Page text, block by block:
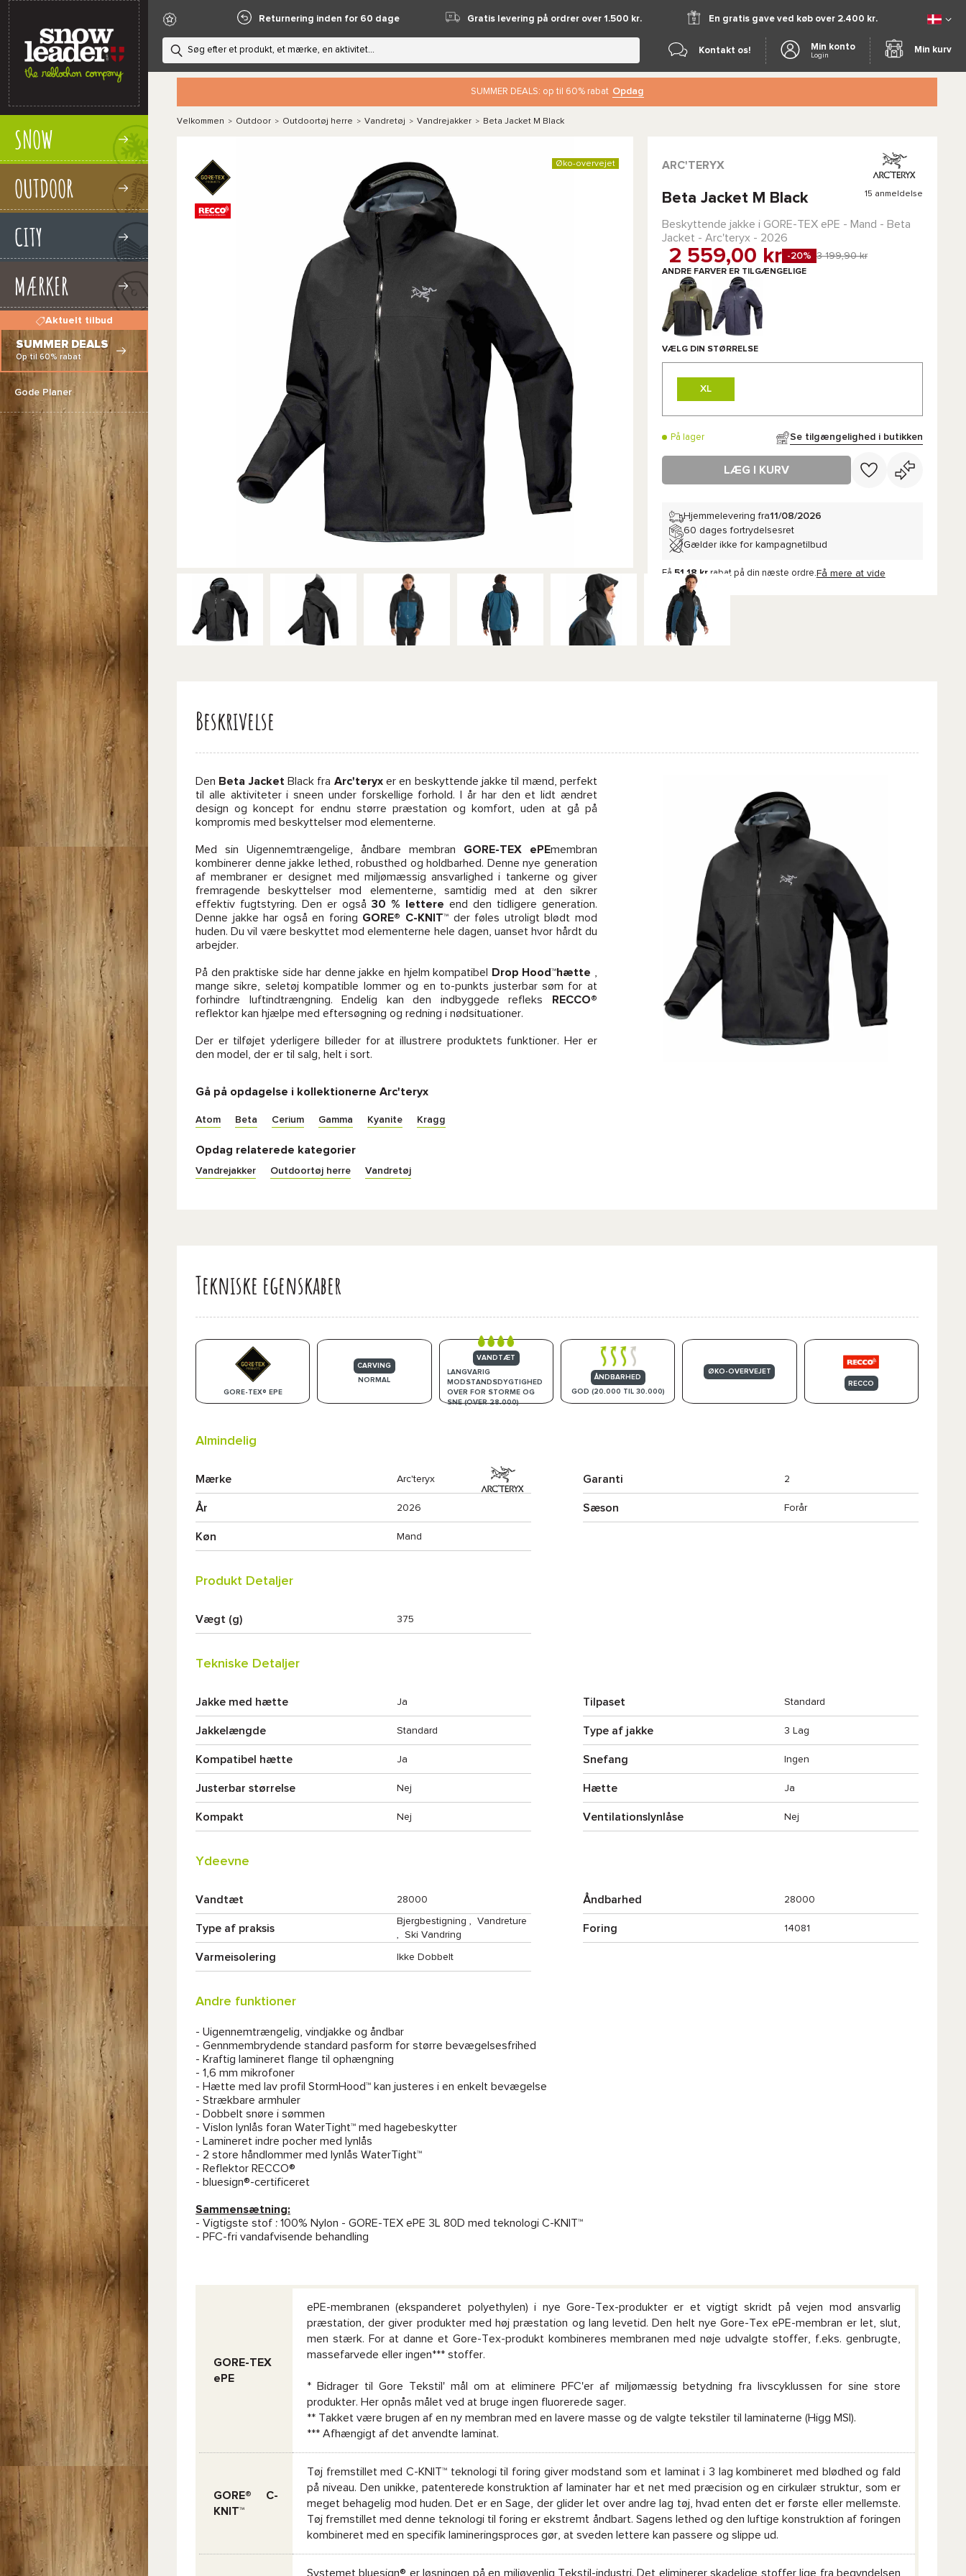
SNOW
OUTDOOR
CITY
MÆRKER
Aktuelt tilbud
SUMMER DEALS
Op til 60% rabat
Gode Planer
Returnering inden for 60 dage Gratis levering på ordrer over 1.500 kr. En gratis gave ved køb over 2.400 kr.
Kontakt os! Min konto
Login
Min kurv
SUMMER DEALS: op til 60% rabat Opdag
Velkommen > Outdoor > Outdoortøj herre > Vandretøj > Vandrejakker > Beta Jacket M Black
Øko-overvejet ARC'TERYX
Beta Jacket M Black 15 anmeldelse
Beskyttende jakke i GORE-TEX ePE - Mand - Beta
Jacket - Arc'teryx - 2026
2 559,00 kr -20% 3 199,90 kr
ANDRE FARVER ER TILGÆNGELIGE
VÆLG DIN STØRRELSE
XL
På lager Se tilgængelighed i butikken
LÆG I KURV
Hjemmelevering fra11/08/2026
60 dages fortrydelsesret
Gælder ikke for kampagnetilbud
Få 51,18 kr rabat på din næste ordre. Få mere at vide
Beskrivelse
Den Beta Jacket Black fra Arc'teryxer en beskyttende jakke til mænd, perfekt
til alle aktiviteter i sneen under forskellige forhold. I år har den et lidt ændret
design og koncept for endnu større præstation og komfort, uden at gå på
kompromis med beskyttelser mod elementerne.
Med sin Uigennemtrængelige, åndbare membran GORE-TEX ePEmembran
kombinerer denne jakke lethed, robusthed og holdbarhed. Denne nye generation
af membraner er designet med miljømæssig ansvarlighed i tankerne og giver
fremragende beskyttelser mod elementerne, samtidig med at den sikrer
effektiv fugtstyring. Den er også30 % lettere end den tidligere generation.
Denne jakke har også en foring GORE® C-KNIT™ der føles utroligt blødt mod
huden. Du vil være beskyttet mod elementerne hele dagen, uanset hvor hårdt du
arbejder.
På den praktiske side har denne jakke en hjelm kompatibel Drop Hood™hætte
mange sikre, seletøj kompatible lommer og en to-punkts justerbar søm for at
forhindre luftindtrængning. Endelig kan den indbyggede refleks
RECCO®
reflektor kan hjælpe med eftersøgning og redning i nødsituationer.
Der er tilføjet yderligere billeder for at illustrere produktets funktioner. Her er
den model, der er til salg, helt i sort.
Gå på opdagelse i kollektionerne Arc'teryx
Atom Beta Cerium Gamma Kyanite Kragg
Opdag relaterede kategorier
Vandrejakker Outdoortøj herre Vandretøj
Tekniske egenskaber
GORE-TEX® EPE
CARVING
NORMAL
VANDTÆT
LANGVARIG
MODSTANDSDYGTIGHED
OVER FOR STORME OG
SNE (OVER 28.000)
ÅNDBARHED
GOD (20.000 TIL 30.000)
ØKO-OVERVEJET
RECCO
Almindelig
Mærke Arc'teryx Garanti 2
År 2026 Sæson Forår
Køn Mand
Produkt Detaljer
Vægt (g) 375
Tekniske Detaljer
Jakke med hætte Ja Tilpaset Standard
Jakkelængde Standard Type af jakke 3 Lag
Kompatibel hætte Ja Snefang Ingen
Justerbar størrelse Nej Hætte Ja
Kompakt Nej Ventilationslynlåse Nej
Ydeevne
Vandtæt 28000 Åndbarhed 28000
Type af praksis
Bjergbestigning , Vandreture
, Ski Vandring
Foring 14081
Varmeisolering Ikke Dobbelt
Andre funktioner
- Uigennemtrængelig, vindjakke og åndbar
- Gennmembrydende standard pasform for større bevægelsesfrihed
- Kraftig lamineret flange til ophængning
- 1,6 mm mikrofoner
- Hætte med lav profil StormHood™ kan justeres i en enkelt bevægelse
- Strækbare armhuler
- Dobbelt snøre i sømmen
- Vislon lynlås foran WaterTight™ med hagebeskytter
- Lamineret indre pocher med lynlås
- 2 store håndlommer med lynlås WaterTight™
- Reflektor RECCO®
- bluesign®-certificeret
Sammensætning:
- Vigtigste stof : 100% Nylon - GORE-TEX ePE 3L 80D med teknologi C-KNIT™
- PFC-fri vandafvisende behandling
GORE-TEX
ePE
ePE-membranen (ekspanderet polyethylen) i nye Gore-Tex-produkter er et vigtigt skridt på vejen mod ansvarlig
præstation, der giver produkter med høj præstation og lang levetid. Den helt nye Gore-Tex ePE-membran er let, slut,
men stærk. For at danne et Gore-Tex-produkt kombineres membranen med nøje udvalgte stoffer, f.eks. genbrugte,
massefarvede eller ingen*** stoffer.
* Bidrager til Gore Tekstil' mål om at eliminere PFC'er af miljømæssig betydning fra livscyklussen for sine store
produkter. Her opnås målet ved at bruge ingen fluorerede sager.
** Takket være brugen af en ny membran med en lavere masse og de valgte tekstiler til laminaterne (Higg MSI).
*** Afhængigt af det anvendte laminat.
GORE® C-
KNIT™
Tøj fremstillet med C-KNIT™ teknologi til foring giver modstand som et laminat i 3 lag kombineret med blødhed og fald
på niveau. Den unikke, patenterede konstruktion af laminater har et net med præcision og en cirkulær struktur, som er
meget behagelig mod huden. Det er en Sage, der glider let over andre lag tøj, hvad enten det er første eller mellemste.
Tøj fremstillet med denne teknologi til foring er ekstremt åndbart. Sagens lethed og den luftige konstruktion af foringen
kombineret med en specifik lamineringsproces gør, at sveden lettere kan passere og slippe ud.
Systemet bluesign® er løsningen på en miljøvenlig Tekstil-industri. Det eliminerer skadelige stoffer lige fra begyndelsen